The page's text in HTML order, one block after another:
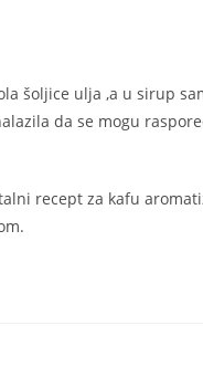
šoljice ulja ,a u sirup
da se mogu
recept za kafu